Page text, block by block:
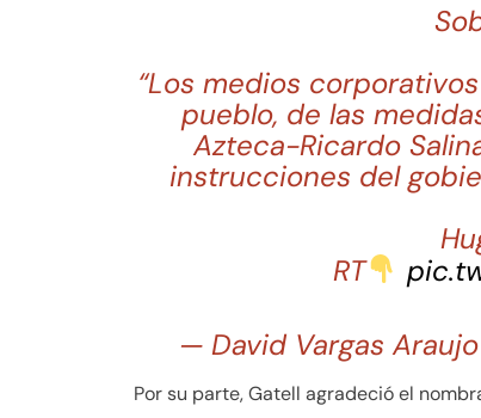
“Los medios
pueblo, de las
Azteca-Ricardo
instrucciones del
RT
— David Vargas
Por su parte, Gatell agradeció el